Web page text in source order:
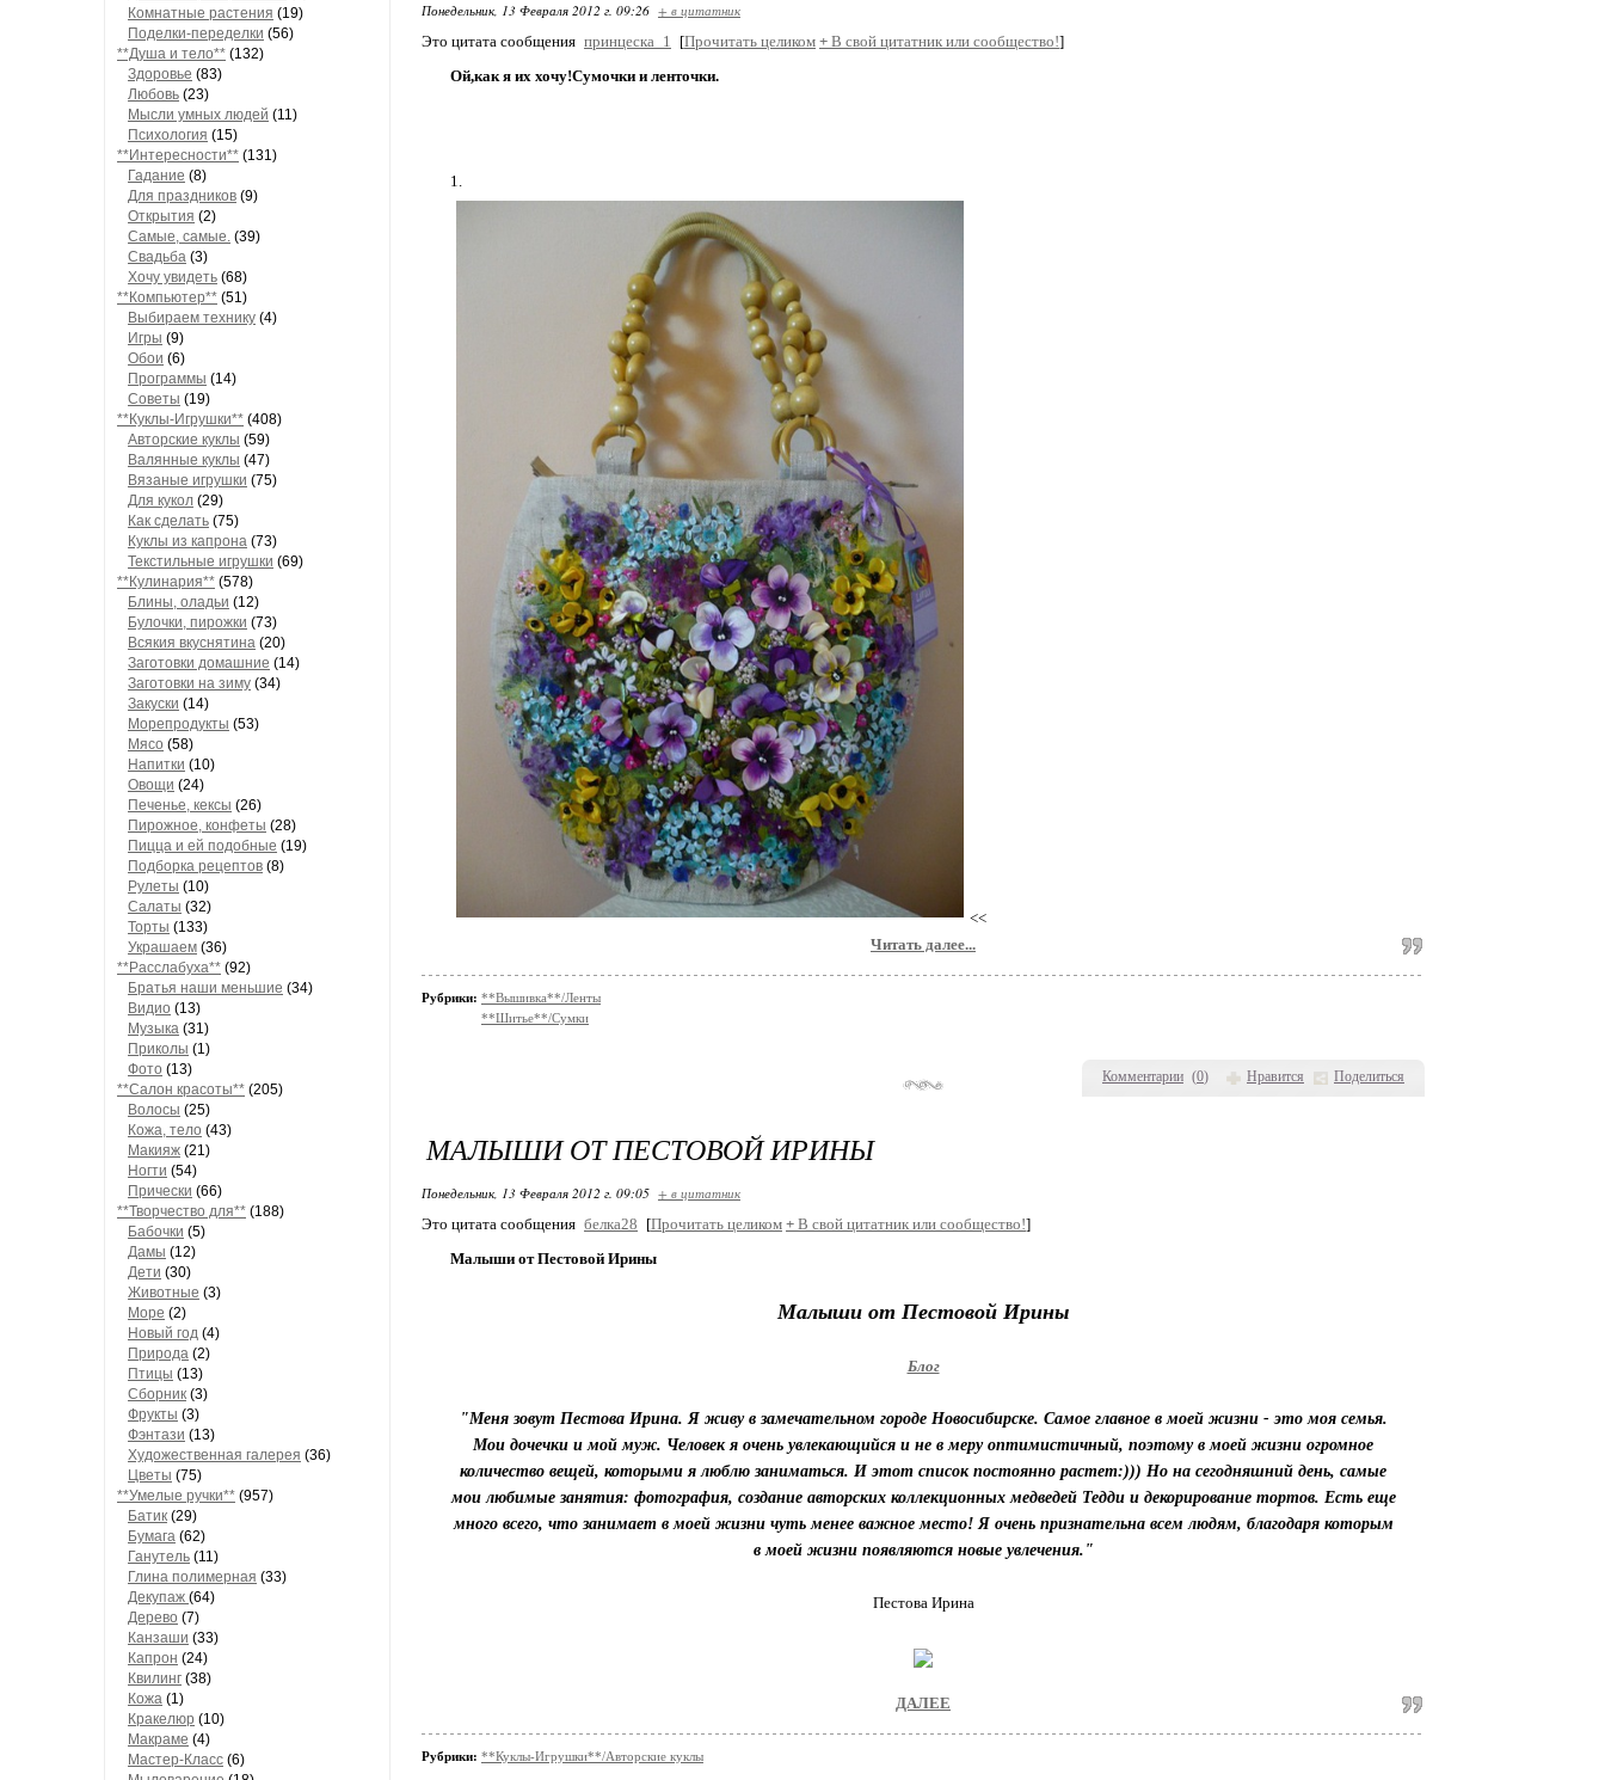
Комнатные растения (19)
Поделки-переделки (56)
**Душа и тело** (132)
Здоровье (83)
Любовь (23)
Мысли умных людей (11)
Психология (15)
**Интересности** (131)
Гадание (8)
Для праздников (9)
Открытия (2)
Самые, самые. (39)
Свадьба (3)
Хочу увидеть (68)
**Компьютер** (51)
Выбираем технику (4)
Игры (9)
Обои (6)
Программы (14)
Советы (19)
**Куклы-Игрушки** (408)
Авторские куклы (59)
Валянные куклы (47)
Вязаные игрушки (75)
Для кукол (29)
Как сделать (75)
Куклы из капрона (73)
Текстильные игрушки (69)
**Кулинария** (578)
Блины, оладьи (12)
Булочки, пирожки (73)
Всякия вкуснятина (20)
Заготовки домашние (14)
Заготовки на зиму (34)
Закуски (14)
Морепродукты (53)
Мясо (58)
Напитки (10)
Овощи (24)
Печенье, кексы (26)
Пирожное, конфеты (28)
Пицца и ей подобные (19)
Подборка рецептов (8)
Рулеты (10)
Салаты (32)
Торты (133)
Украшаем (36)
**Расслабуха** (92)
Братья наши меньшие (34)
Видио (13)
Музыка (31)
Приколы (1)
Фото (13)
**Салон красоты** (205)
Волосы (25)
Кожа, тело (43)
Макияж (21)
Ногти (54)
Прически (66)
**Творчество для** (188)
Бабочки (5)
Дамы (12)
Дети (30)
Животные (3)
Море (2)
Новый год (4)
Природа (2)
Птицы (13)
Сборник (3)
Фрукты (3)
Фэнтази (13)
Художественная галерея (36)
Цветы (75)
**Умелые ручки** (957)
Батик (29)
Бумага (62)
Ганутель (11)
Глина полимерная (33)
Декупаж (64)
Дерево (7)
Канзаши (33)
Капрон (24)
Квилинг (38)
Кожа (1)
Кракелюр (10)
Макраме (4)
Мастер-Класс (6)
Комментарии (0) Нравится Поделиться
Понедельник, 13 Февраля 2012 г. 09:26 + в цитатник
Это цитата сообщения принцеска_1 [Прочитать целиком + В свой цитатник или сообщество!]
Ой,как я их хочу!Сумочки и ленточки.
1.
<<
Читать далее...
Рубрики: **Вышивка**/Ленты
**Шитье**/Сумки
МАЛЫШИ ОТ ПЕСТОВОЙ ИРИНЫ
Понедельник, 13 Февраля 2012 г. 09:05 + в цитатник
Это цитата сообщения белка28 [Прочитать целиком + В свой цитатник или сообщество!]
Малыши от Пестовой Ирины
Малыши от Пестовой Ирины
Блог
"Меня зовут Пестова Ирина. Я живу в замечательном городе Новосибирске. Самое главное в моей жизни - это моя семья.
Мои дочечки и мой муж. Человек я очень увлекающийся и не в меру оптимистичный, поэтому в моей жизни огромное
количество вещей, которыми я люблю заниматься. И этот список постоянно растет:))) Но на сегодняшний день, самые
мои любимые занятия: фотография, создание авторских коллекционных медведей Тедди и декорирование тортов. Есть еще
много всего, что занимает в моей жизни чуть менее важное место! Я очень признательна всем людям, благодаря которым
в моей жизни появляются новые увлечения."
Пестова Ирина
ДАЛЕЕ
Рубрики: **Куклы-Игрушки**/Авторские куклы